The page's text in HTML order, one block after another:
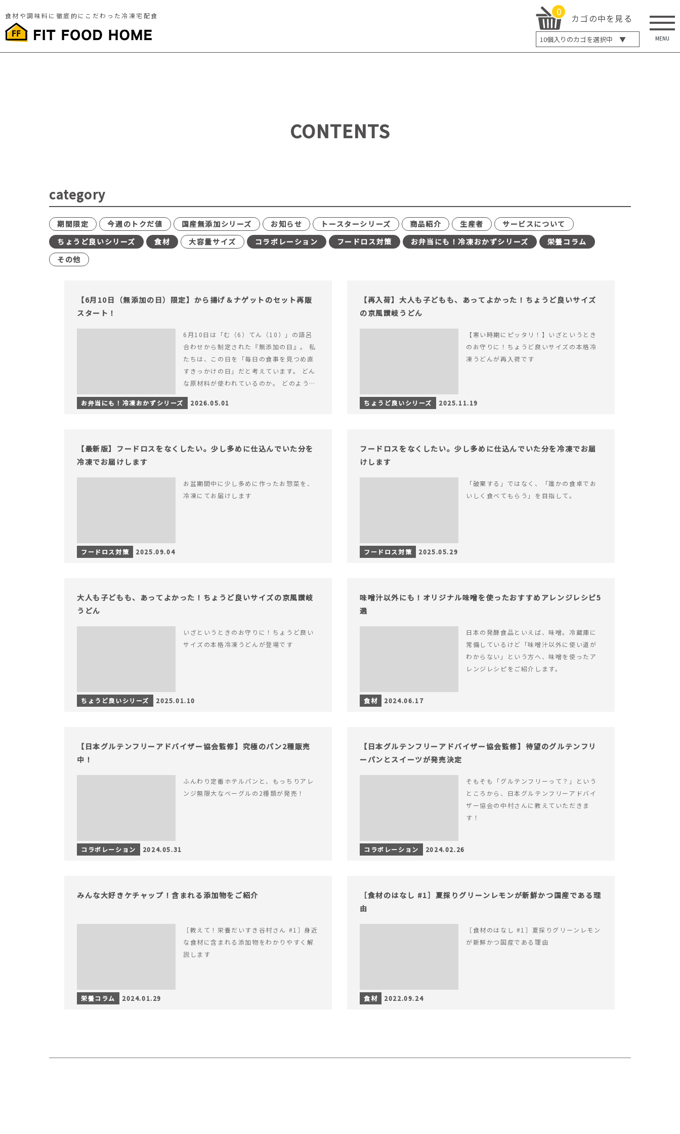
食材や調味料に徹底的にこだわった冷凍宅配食 0
カゴの中を見る
10個入りのカゴを選択中 ▼
5個入り
MENU
CONTENTS
category
期間限定 今週のトクだ値 国産無添加シリーズ お知らせ トースターシリーズ 商品紹介 生産者
サービスについて
ちょうど良いシリーズ
食材 大容量サイズ コラボレーション フードロス対策 お弁当にも！冷凍おかずシリーズ
栄養コラム
その他
【6月10日（無添加の日）限定】から揚げ＆ナゲットのセット再販
スタート！
6月10日は「む（6）てん（10）」の語呂
合わせから制定された『無添加の日』。 私
たちは、この日を「毎日の食事を見つめ直
すきっかけの日」だと考えています。 どん
な原材料が使われているのか。 どのように
つくられているのか。&hellip; 続きを読む
【6月10日（無添加の日）限定】から揚げ
お弁当にも！冷凍おかずシリーズ 2026.05.01
【再入荷】大人も子どもも、あってよかった！ちょうど良いサイズ
の京風讃岐うどん
【寒い時期にピッタリ！】いざというとき
のお守りに！ちょうど良いサイズの本格冷
凍うどんが再入荷です
ちょうど良いシリーズ 2025.11.19
【最新版】フードロスをなくしたい。少し多めに仕込んでいた分を
冷凍でお届けします
お盆期間中に少し多めに作ったお惣菜を、
冷凍にてお届けします
フードロス対策 2025.09.04
フードロスをなくしたい。少し多めに仕込んでいた分を冷凍でお届
けします
「破棄する」ではなく、「誰かの食卓でお
いしく食べてもらう」を目指して。
フードロス対策 2025.05.29
大人も子どもも、あってよかった！ちょうど良いサイズの京風讃岐
うどん
いざというときのお守りに！ちょうど良い
サイズの本格冷凍うどんが登場です
ちょうど良いシリーズ 2025.01.10
味噌汁以外にも！オリジナル味噌を使ったおすすめアレンジレシピ5
選
日本の発酵食品といえば、味噌。冷蔵庫に
常備しているけど「味噌汁以外に使い道が
わからない」という方へ、味噌を使ったア
レンジレシピをご紹介します。
食材 2024.06.17
【日本グルテンフリーアドバイザー協会監修】究極のパン2種販売
中！
ふんわり定番ホテルパンと、もっちりアレ
ンジ無限大なベーグルの2種類が発売！
コラボレーション 2024.05.31
【日本グルテンフリーアドバイザー協会監修】待望のグルテンフリ
ーパンとスイーツが発売決定
そもそも「グルテンフリーって？」という
ところから、日本グルテンフリーアドバイ
ザー協会の中村さんに教えていただきま
す！
コラボレーション 2024.02.26
みんな大好きケチャップ！含まれる添加物をご紹介
［教えて！栄養だいすき谷村さん #1］身近
な食材に含まれる添加物をわかりやすく解
説します
栄養コラム 2024.01.29
［食材のはなし #1］夏採りグリーンレモンが新鮮かつ国産である理
由
［食材のはなし #1］夏採りグリーンレモン
が新鮮かつ国産である理由
食材 2022.09.24